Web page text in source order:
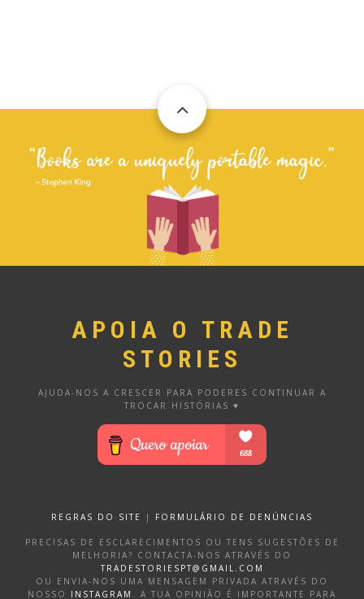
APOIA O TRADE
STORIES
AJUDA-NOS A CRESCER PARA PODERES CONTINUAR A
TROCAR HISTÓRIAS ♥
REGRAS DO SITE | FORMULÁRIO DE DENÚNCIAS
PRECISAS DE ESCLARECIMENTOS OU TENS SUGESTÕES DE
MELHORIA? CONTACTA-NOS ATRAVÉS DO
TRADESTORIESPT@GMAIL.COM
OU ENVIA-NOS UMA MENSAGEM PRIVADA ATRAVÉS DO
NOSSO INSTAGRAM . A TUA OPINIÃO É IMPORTANTE PARA